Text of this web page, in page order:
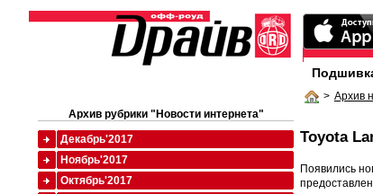
> Архив
Toyota
Появились
Архив рубрики "Новости интернета"
Декабрь'2017
Ноябрь'2017
Октябрь'2017